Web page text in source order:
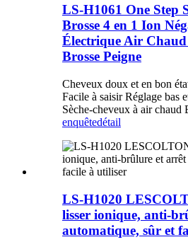
LS-H1061 One Step
Brosse 4 en 1 Ion
Électrique Air Chaud
Brosse Peigne
Cheveux doux et en bon
Facile à saisir Réglage bas
Sèche-cheveux à air chaud
enquêtedétail
LS-H1020
lisser ionique, anti-
automatique, sûr et